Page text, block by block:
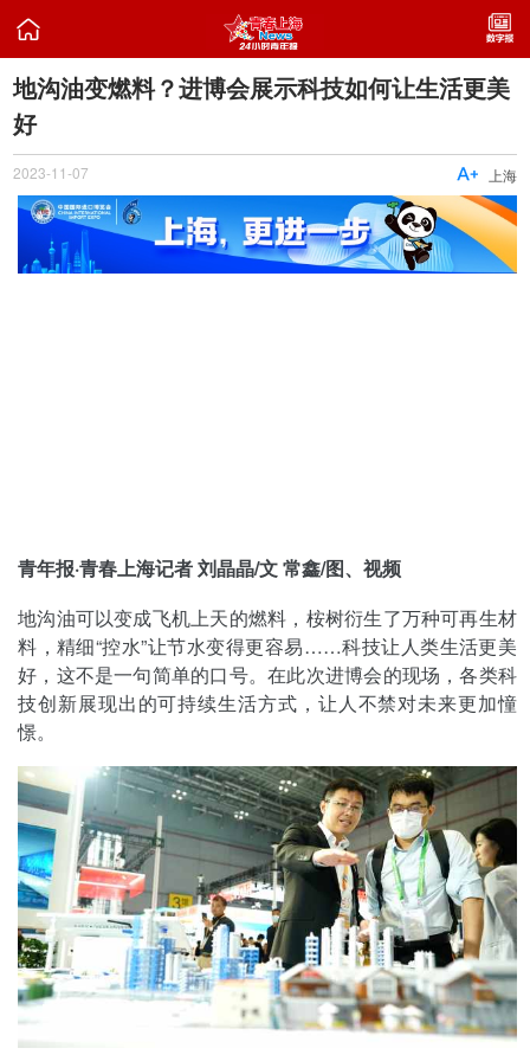

地沟油变燃料？进博会展示科技如何让生活更美
好
2023-11-07 上海

青年报·青春上海记者 刘晶晶/文 常鑫/图、视频
地沟油可以变成飞机上天的燃料，桉树衍生了万种可再生材
料，精细“控水”让节水变得更容易……科技让人类生活更美
好，这不是一句简单的口号。在此次进博会的现场，各类科
技创新展现出的可持续生活方式，让人不禁对未来更加憧
憬。